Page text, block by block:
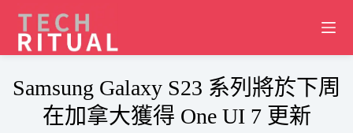
content
Samsung Galaxy S23 系列將於下周
在加拿大獲得 One UI 7 更新